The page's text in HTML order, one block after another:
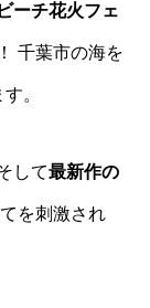
ーチ花火フェ
千葉市の海を
。
して最新作の
を刺激され